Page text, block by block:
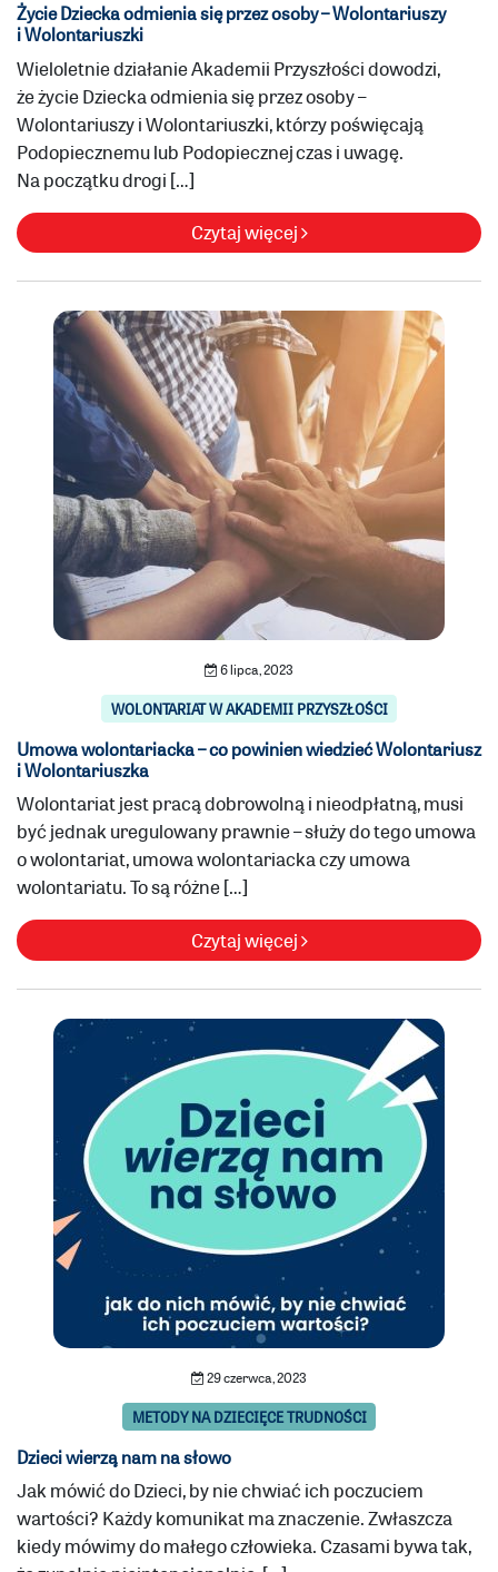
Życie Dziecka odmienia się przez osoby – Wolontariuszy
i Wolontariuszki
Wieloletnie działanie Akademii Przyszłości dowodzi,
że życie Dziecka odmienia się przez osoby –
Wolontariuszy i Wolontariuszki, którzy poświęcają
Podopiecznemu lub Podopiecznej czas i uwagę.
Na początku drogi […]
Czytaj więcej
6 lipca, 2023
WOLONTARIAT W AKADEMII PRZYSZŁOŚCI
Umowa wolontariacka – co powinien wiedzieć Wolontariusz
i Wolontariuszka
Wolontariat jest pracą dobrowolną i nieodpłatną, musi
być jednak uregulowany prawnie – służy do tego umowa
o wolontariat, umowa wolontariacka czy umowa
wolontariatu. To są różne […]
Czytaj więcej
29 czerwca, 2023
METODY NA DZIECIĘCE TRUDNOŚCI
Dzieci wierzą nam na słowo
Jak mówić do Dzieci, by nie chwiać ich poczuciem
wartości? Każdy komunikat ma znaczenie. Zwłaszcza
kiedy mówimy do małego człowieka. Czasami bywa tak,